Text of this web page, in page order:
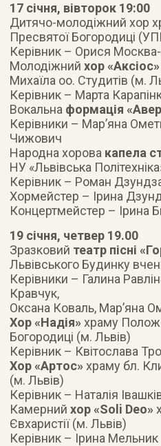
17 січня, вівторок 19:00
Дитячо-молодіжний хор
Пресвятої Богородиці
Керівник – Орися
Молодіжнийхор «Аксіос»
Михаїла оо. Студитів (м.
Керівник – Марта
Вокальна формація
Керівники – Мар’яна
Чижович
Народна хорова капела
НУ «Львівська
Керівник – Роман
Хормейстер – Ірина
Концертмейстер – Ірина
19 січня, четвер 19.00
Зразковий театр пісні
Львівського Будинку
Керівники – Галина
Кравчук,
Оксана Коваль, Мар’яна
Хор «Надія»храму
Богородиці (м. Львів)
Керівник – Квітослава
Хор «Артос»храму бл.
(м. Львів)
Керівник – Наталія
Камернийхор «Soli Deo»
Євхаристії (м. Львів)
Керівник – Ірина Мельник